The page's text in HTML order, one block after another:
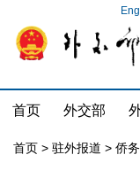
首页 外交部
首页 > 驻外报道 > 侨